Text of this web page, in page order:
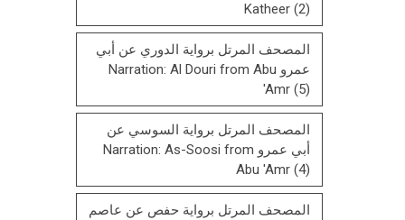
Katheer (2)
المصحف المرتل برواية الدوري عن أبي
عمرو Narration: Al Douri from Abu
'Amr (5)
المصحف المرتل برواية السوسي عن
أبي عمرو Narration: As-Soosi from
Abu 'Amr (4)
المصحف المرتل برواية حفص عن عاصم